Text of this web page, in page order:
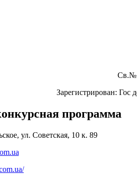
Св.№
Зарегистрирован: Гос
программа
ул. Советская, 10 к. 89